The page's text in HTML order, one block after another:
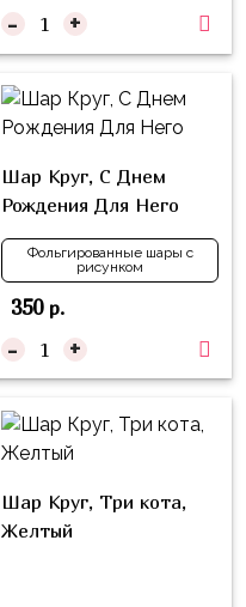
- +
Шар Круг, С Днем
Рождения Для Него
Фольгированные шары с
рисунком
350р.
- +
Шар Круг, Три кота,
Желтый